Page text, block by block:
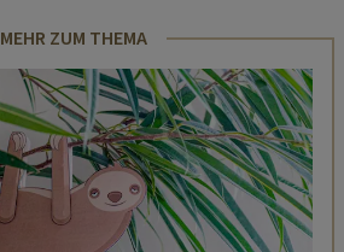
MEHR ZUM THEMA